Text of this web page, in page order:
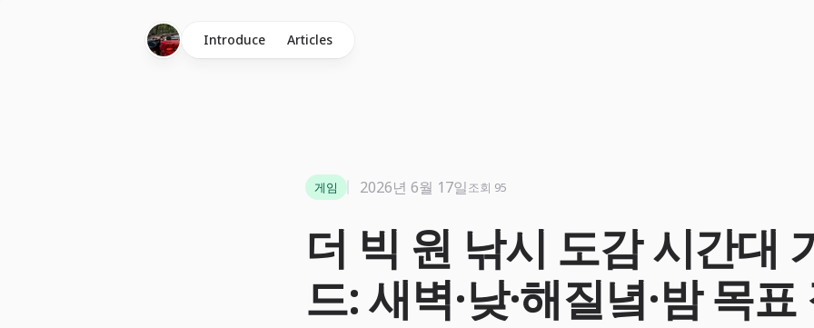
Introduce Articles
더 빅 원 낚시 도감 시간대
드: 새벽·낮·해질녘·밤 목
게임 2026년 6월 17일조회 95